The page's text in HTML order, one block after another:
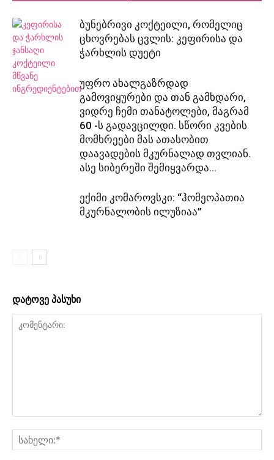
ბუნებრივი კოქტეილი, რომელიც
ცხოვრებას ცვლის: კეფირისა და
ჭარხლის დუეტი
უფრო ახალგაზრდად
გამოვიყურები და თან გამხდარი,
ვიდრე ჩემი თანატოლები, მაგრამ
60 -ს გადავცილდი. სწორი კვების
მომხრეები მას ათასობით
დაავადების მკურნალად თვლიან.
ასე სიბერეში შემიყვარდა...
ექიმი კომაროვსკი: “ჰომეოპათია
მკურნალობის ილუზიაა”
დატოვე პასუხი